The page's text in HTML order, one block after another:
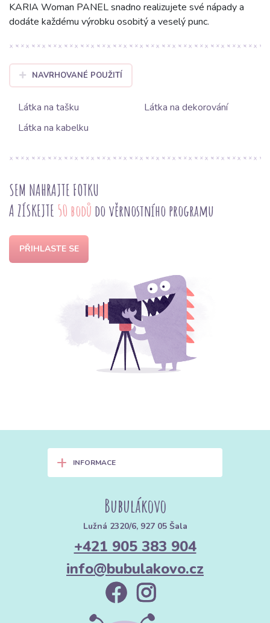
KARIA Woman PANEL snadno realizujete své nápady a
dodáte každému výrobku osobitý a veselý punc.
NAVRHOVANÉ POUŽITÍ
Látka na tašku
Látka na dekorování
Látka na kabelku
SEM NAHRAJTE FOTKU
A ZÍSKEJTE 50 bodů do věrnostního programu
PŘIHLASTE SE
+ INFORMACE
Bubulákovo
Lužná 2320/6, 927 05 Šala
+421 905 383 904
info@bubulakovo.cz